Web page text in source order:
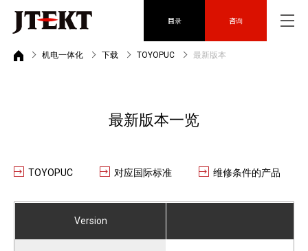
目录 咨询
机电一体化 下载 TOYOPUC 最新版本
最新版本一览
TOYOPUC 对应国际标准 维修条件的产品
Version